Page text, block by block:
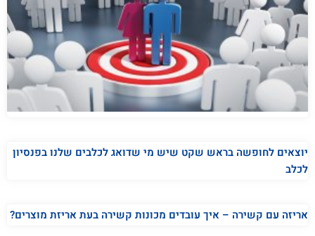
יוצאים לחופשה בראש שקט שיש מי שדואג לכלבים שלנו בפנסיון
לכלב
אריזה עם קשירה – איך עובדים מכונות קשירה בעת אריזת מוצרים?